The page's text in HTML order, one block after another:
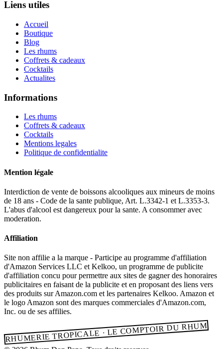
Liens utiles
Accueil
Boutique
Blog
Les rhums
Coffrets & cadeaux
Cocktails
Actualites
Informations
Les rhums
Coffrets & cadeaux
Cocktails
Mentions legales
Politique de confidentialite
Mention légale
Interdiction de vente de boissons alcooliques aux mineurs de moins
de 18 ans - Code de la sante publique, Art. L.3342-1 et L.3353-3.
L'abus d'alcool est dangereux pour la sante. A consommer avec
moderation.
Affiliation
Site non affilie a la marque - Participe au programme d'affiliation
d'Amazon Services LLC et Kelkoo, un programme de publicite
d'affiliation concu pour permettre aux sites de gagner des honoraires
publicitaires en faisant de la publicite et en proposant des liens vers
des produits sur Amazon.com et les partenaires Kelkoo. Amazon et
le logo Amazon sont des marques commerciales d'Amazon.com,
Inc. ou de ses affilies.
RHUMERIE TROPICALE · LE COMPTOIR DU RHUM